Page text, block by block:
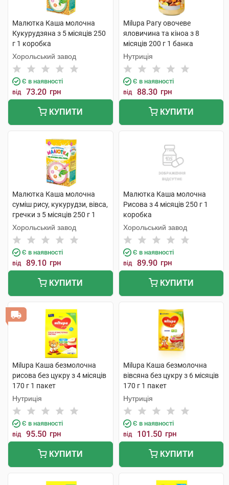
Малютка Каша молочна
Кукурудзяна з 5 місяців 250
г 1 коробка
Хорольський завод
Є в наявності
від 73.20 грн
КУПИТИ
Milupa Рагу овочеве
яловичина та кіноа з 8
місяців 200 г 1 банка
Нутриція
Є в наявності
від 88.30 грн
КУПИТИ
Малютка Каша молочна
суміш рису, кукурудзи, вівса,
гречки з 5 місяців 250 г 1
коробка
Хорольський завод
Є в наявності
від 89.10 грн
КУПИТИ
Малютка Каша молочна
Рисова з 4 місяців 250 г 1
коробка
Хорольський завод
Є в наявності
від 89.90 грн
КУПИТИ
Milupa Каша безмолочна
рисова без цукру з 4 місяців
170 г 1 пакет
Нутриція
Є в наявності
від 95.50 грн
КУПИТИ
Milupa Каша безмолочна
вівсяна без цукру з 6 місяців
170 г 1 пакет
Нутриція
Є в наявності
від 101.50 грн
КУПИТИ